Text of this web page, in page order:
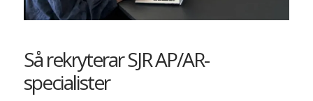
Så rekryterar SJR AP/AR-
specialister